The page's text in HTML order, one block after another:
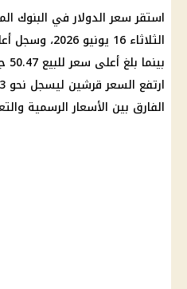
استقرسعر الدولار في البنوك
بينما بلغ أعلى سعر للبيع 50.47 جنيه. وفي
الفارق بين الأسعار الرسمية